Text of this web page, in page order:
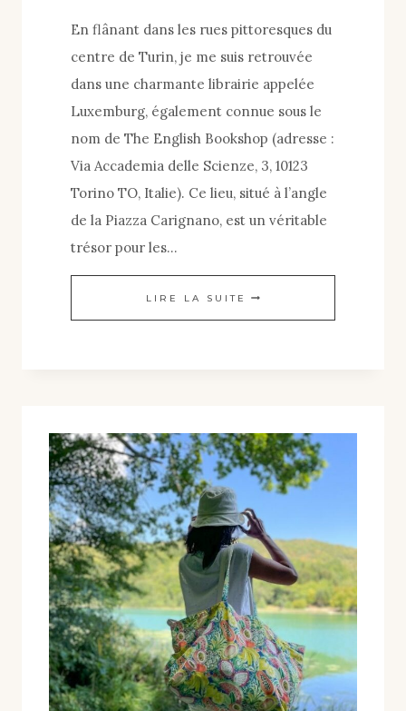
En flânant dans les rues pittoresques du
centre de Turin, je me suis retrouvée
dans une charmante librairie appelée
Luxemburg, également connue sous le
nom de The English Bookshop (adresse :
Via Accademia delle Scienze, 3, 10123
Torino TO, Italie). Ce lieu, situé à l’angle
de la Piazza Carignano, est un véritable
trésor pour les…
LIRE LA SUITE UNE
DÉCOUVERTE
À
TURIN
À
LA
RECHERCHE
DE
LA
RECETTE
D’ARANCINI.